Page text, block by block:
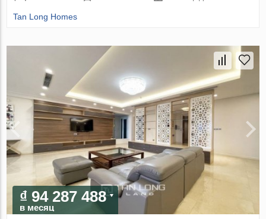
Tan Long Homes
₫ 94 287 488
в месяц